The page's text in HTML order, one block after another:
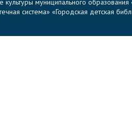
муниципального образования
система» «Городская детская